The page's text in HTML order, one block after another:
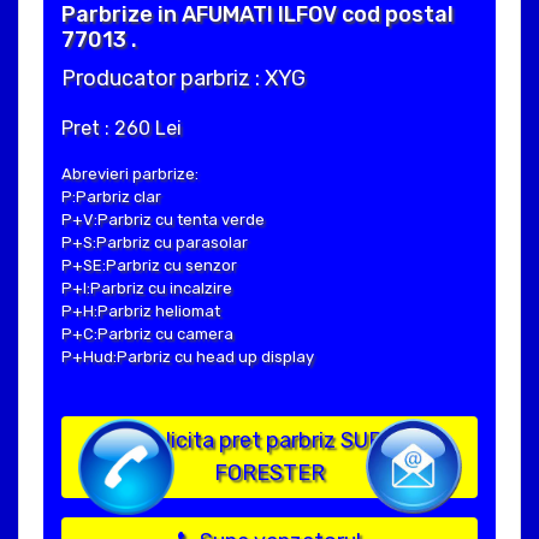
Parbrize in AFUMATI ILFOV cod postal
77013 .
Producator parbriz : XYG
Pret : 260 Lei
Abrevieri parbrize:
P:Parbriz clar
P+V:Parbriz cu tenta verde
P+S:Parbriz cu parasolar
P+SE:Parbriz cu senzor
P+I:Parbriz cu incalzire
P+H:Parbriz heliomat
P+C:Parbriz cu camera
P+Hud:Parbriz cu head up display
Solicita pret parbriz SUBARU
FORESTER